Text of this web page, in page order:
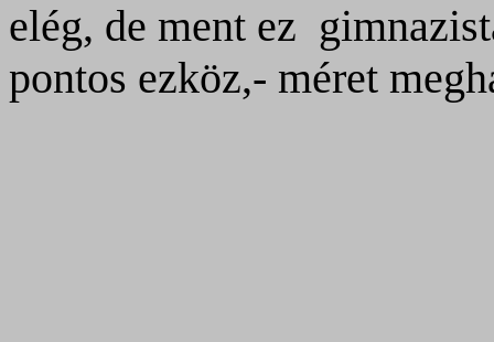
elég, de ment ez
pontos ezköz,- méret